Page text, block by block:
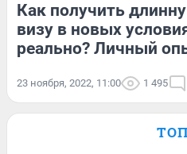
Как получить
визу в новых
реально? Личный
23 ноября, 2022, 11:00 1 495